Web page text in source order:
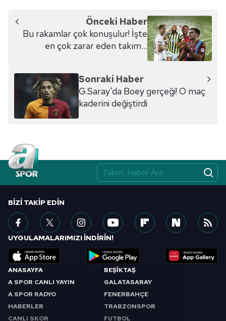
Önceki Haber
Bu rakamlar çok konuşulur! İşte
en çok zarar eden takım...
Sonraki Haber
G.Saray'da Boey gerçeği! O maç
kaderini değiştirdi
ANASAYFA
A SPOR CANLI YAYIN
A SPOR RADYO
HABERLER
CANLI SKOR
BEŞİKTAŞ
GALATASARAY
FENERBAHÇE
TRABZONSPOR
FUTBOL
BIZI TAKIP EDIN
UYGULAMALARIMIZI İNDİRİN!